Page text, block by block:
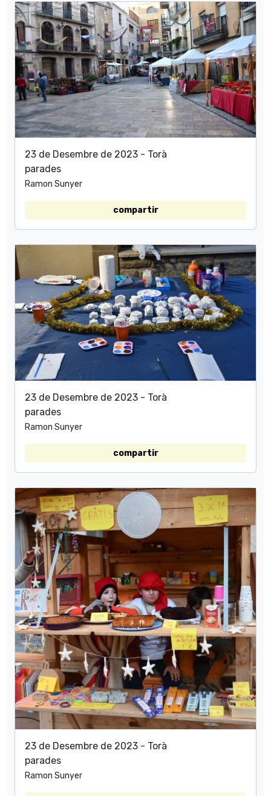
23 de Desembre de 2023 - Torà
parades
Ramon Sunyer
compartir
23 de Desembre de 2023 - Torà
parades
Ramon Sunyer
compartir
23 de Desembre de 2023 - Torà
parades
Ramon Sunyer